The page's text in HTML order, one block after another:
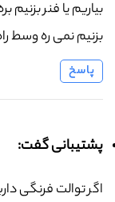
بیاریم یا فنر
بزنیم نمی ره وسط
پاسخ
پشتیبانی گفت:
اگر توالت فرنگی